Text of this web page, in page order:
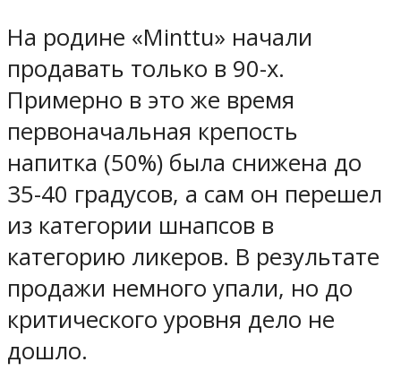
На родине «Minttu» начали
продавать только в 90-х.
Примерно в это же время
первоначальная крепость
напитка (50%) была снижена до
35-40 градусов, а сам он перешел
из категории шнапсов в
категорию ликеров. В результате
продажи немного упали, но до
критического уровня дело не
дошло.